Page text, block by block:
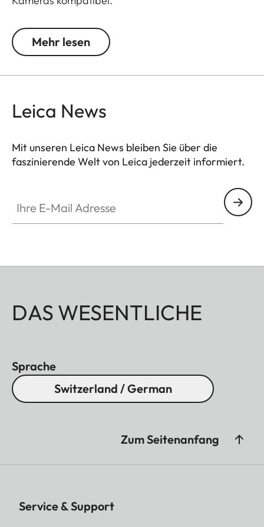
Output:
8.4 VMehr lesen
Leica News
Mit unseren Leica News bleiben Sie über die
faszinierende Welt von Leica jederzeit informiert.
DAS WESENTLICHE
Sprache
Switzerland / German
Zum Seitenanfang
Service & Support